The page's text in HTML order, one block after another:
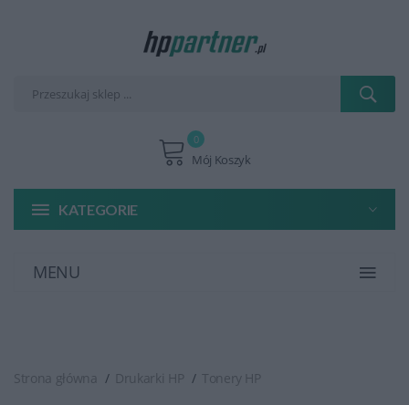
Mój Koszyk
0
KATEGORIE
MENU
Strona główna Drukarki HP Tonery HP